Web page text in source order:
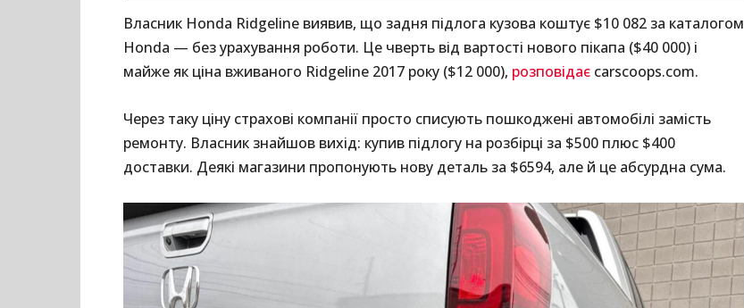
Власник Honda Ridgeline виявив, що задня підлога кузова коштує $10 082 за каталогом
Honda — без урахування роботи. Це чверть від вартості нового пікапа ($40 000) і
майже як ціна вживаного Ridgeline 2017 року ($12 000), розповідає carscoops.com.
Через таку ціну страхові компанії просто списують пошкоджені автомобілі замість
ремонту. Власник знайшов вихід: купив підлогу на розбірці за $500 плюс $400
доставки. Деякі магазини пропонують нову деталь за $6594, але й це абсурдна сума.